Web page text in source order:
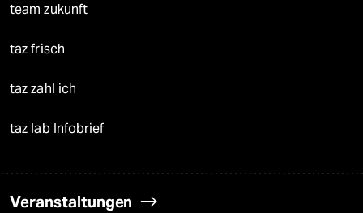
team zukunft
taz frisch
taz zahl ich
taz lab Infobrief
Veranstaltungen